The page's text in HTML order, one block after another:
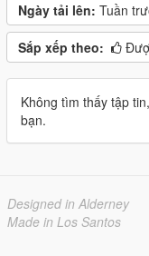
Ngày tải lên: Tuần
Sắp xếp theo:
Không tìm thấy tập
bạn.
Designed in Alderney
Made in Los Santos